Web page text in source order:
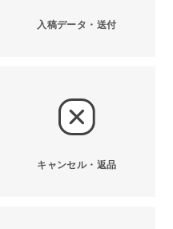
入稿データ・送付
キャンセル・返品